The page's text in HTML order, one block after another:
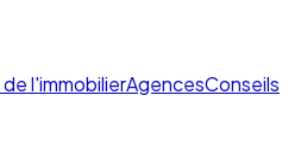
de l'immobilierAgencesConseils